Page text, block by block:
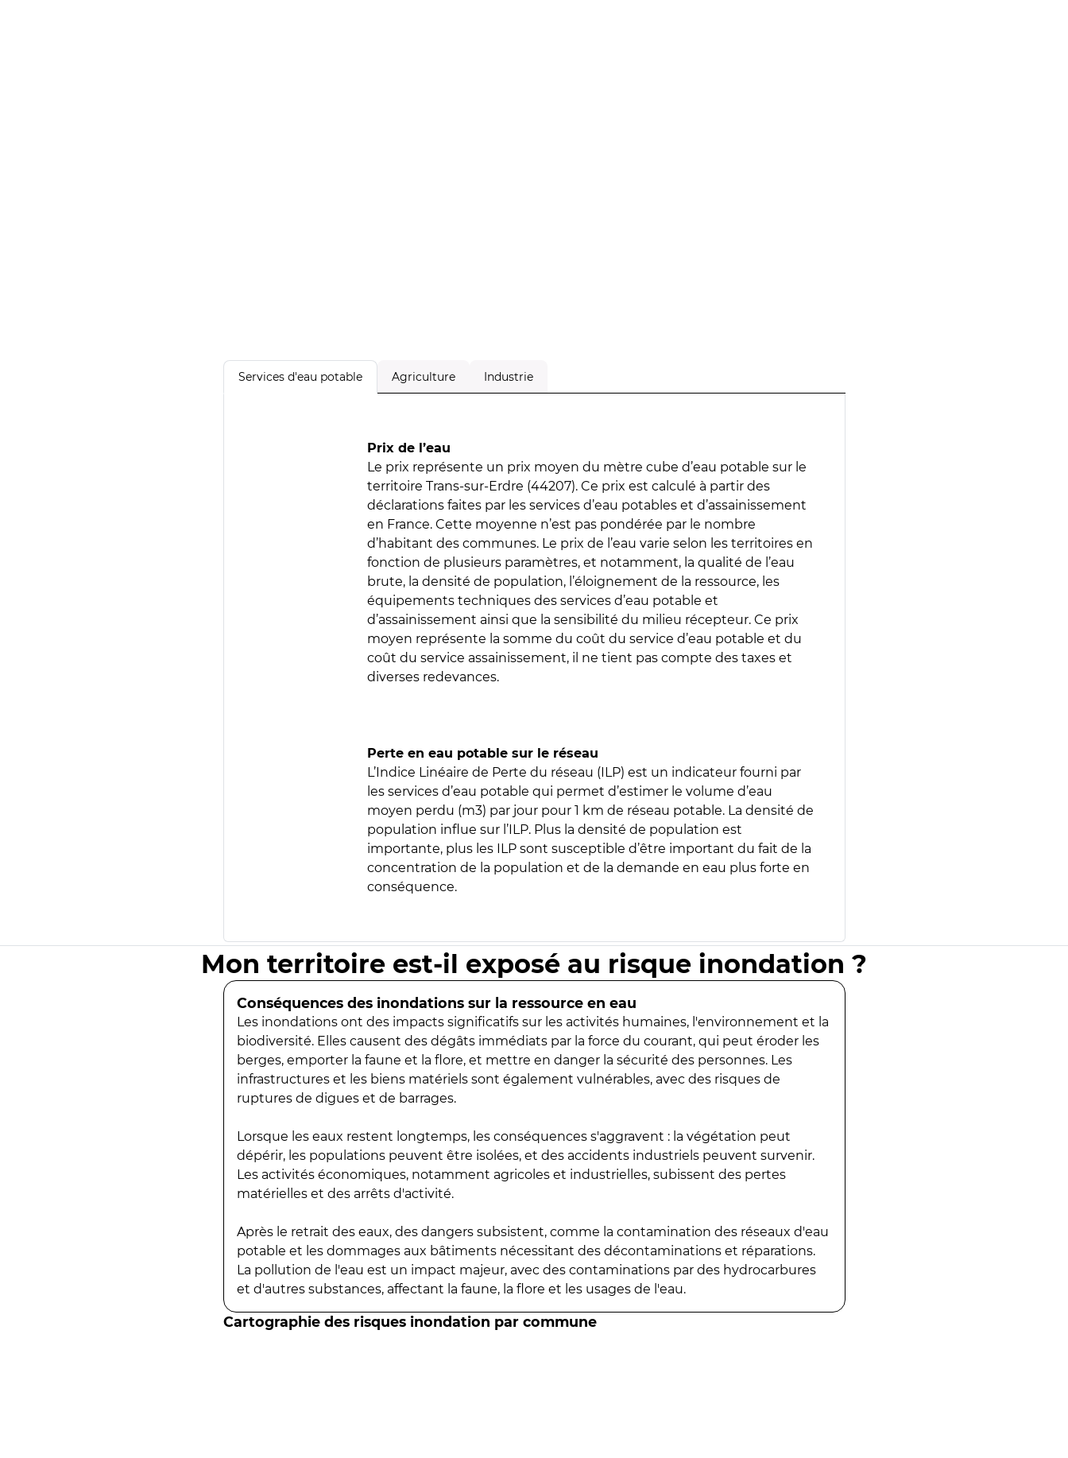
Services d'eau potable Agriculture Industrie
Prix de l’eau
Le prix représente un prix moyen du mètre cube d’eau potable sur le
territoire Trans-sur-Erdre (44207). Ce prix est calculé à partir des
déclarations faites par les services d’eau potables et d’assainissement
en France. Cette moyenne n’est pas pondérée par le nombre
d’habitant des communes. Le prix de l’eau varie selon les territoires en
fonction de plusieurs paramètres, et notamment, la qualité de l’eau
brute, la densité de population, l’éloignement de la ressource, les
équipements techniques des services d’eau potable et
d’assainissement ainsi que la sensibilité du milieu récepteur. Ce prix
moyen représente la somme du coût du service d’eau potable et du
coût du service assainissement, il ne tient pas compte des taxes et
diverses redevances.
Perte en eau potable sur le réseau
L’Indice Linéaire de Perte du réseau (ILP) est un indicateur fourni par
les services d’eau potable qui permet d’estimer le volume d’eau
moyen perdu (m3) par jour pour 1 km de réseau potable. La densité de
population influe sur l’ILP. Plus la densité de population est
importante, plus les ILP sont susceptible d’être important du fait de la
concentration de la population et de la demande en eau plus forte en
conséquence.
Mon territoire est-il exposé au risque inondation ?
Conséquences des inondations sur la ressource en eau
Les inondations ont des impacts significatifs sur les activités humaines, l'environnement et la
biodiversité. Elles causent des dégâts immédiats par la force du courant, qui peut éroder les
berges, emporter la faune et la flore, et mettre en danger la sécurité des personnes. Les
infrastructures et les biens matériels sont également vulnérables, avec des risques de
ruptures de digues et de barrages.
Lorsque les eaux restent longtemps, les conséquences s'aggravent : la végétation peut
dépérir, les populations peuvent être isolées, et des accidents industriels peuvent survenir.
Les activités économiques, notamment agricoles et industrielles, subissent des pertes
matérielles et des arrêts d'activité.
Après le retrait des eaux, des dangers subsistent, comme la contamination des réseaux d'eau
potable et les dommages aux bâtiments nécessitant des décontaminations et réparations.
La pollution de l'eau est un impact majeur, avec des contaminations par des hydrocarbures
et d'autres substances, affectant la faune, la flore et les usages de l'eau.
Cartographie des risques inondation par commune